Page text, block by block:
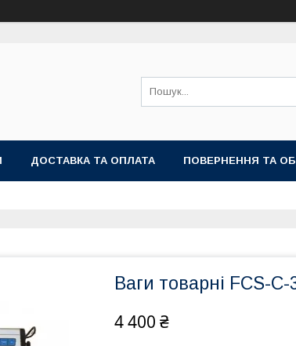
ДОСТАВКА ТА ОПЛАТА ПОВЕРНЕННЯ ТА
Ваги товарні FCS-С-
4 400 ₴